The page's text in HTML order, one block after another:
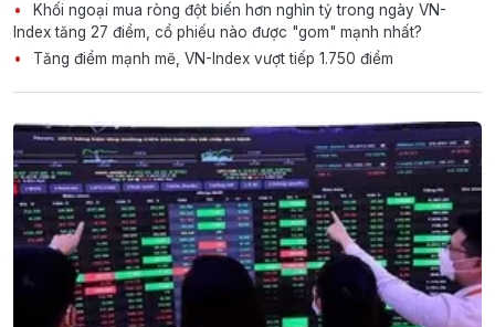
Khối ngoại mua ròng đột biến hơn nghìn tỷ trong ngày VN-
Index tăng 27 điểm, cổ phiếu nào được "gom" mạnh nhất?
Tăng điểm mạnh mẽ, VN-Index vượt tiếp 1.750 điểm